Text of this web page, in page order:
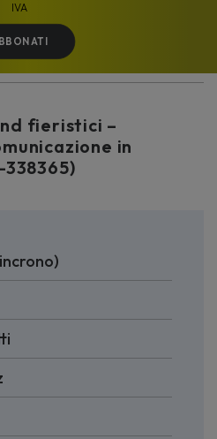
IVA
fieristici –
in